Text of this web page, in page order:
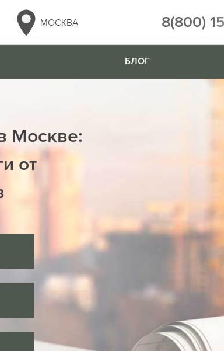
МОСКВА 8(800)
БЛОГ
Москве:
от